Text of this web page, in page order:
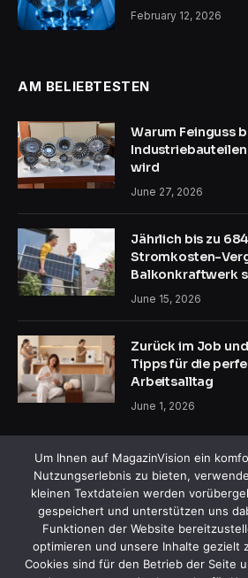
February 12, 2026
AM BELIEBTESTEN
Warum Feinguss
wird
June 27, 2026
Jährlich bis zu
Stromkosten-
Balkonkraftwerk
June 15, 2026
Zurück im Job
Tipps für die
Arbeitsalltag
June 1, 2026
Facebook
X
(Twitter)
Um Ihnen auf MagazinVision ein
Nutzungserlebnis zu bieten,
kleinen Textdateien werden
gespeichert und unterstützen uns
Funktionen der Website
optimieren und unsere Inhalte gezielt
Cookies sind für den Betrieb der Seite